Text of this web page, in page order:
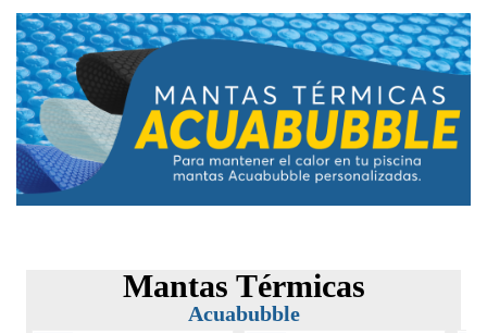
Mantas Térmicas
Acuabubble